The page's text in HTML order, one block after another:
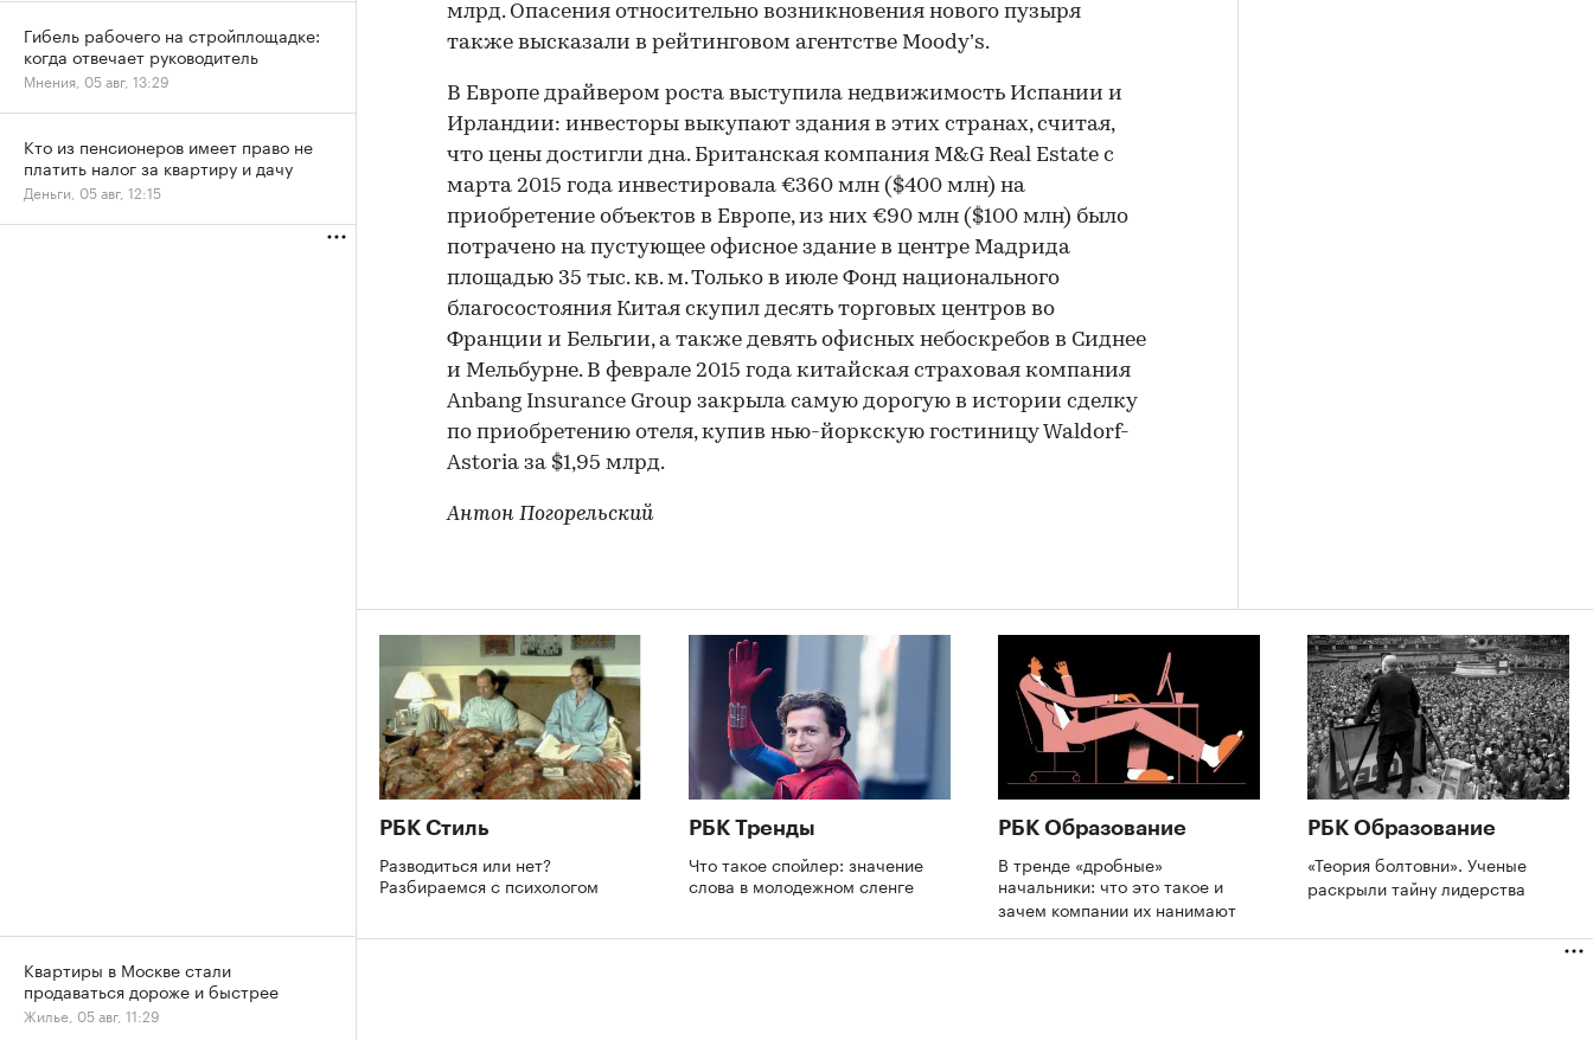
млрд. Опасения относительно возникновения нового пузыря
также высказали в рейтинговом агентстве Moody’s.
В Европе драйвером роста выступила недвижимость Испании и
Ирландии: инвесторы выкупают здания в этих странах, считая,
что цены достигли дна. Британская компания M&G Real Estate с
марта 2015 года инвестировала €360 млн ($400 млн) на
приобретение объектов в Европе, из них €90 млн ($100 млн) было
потрачено на пустующее офисное здание в центре Мадрида
площадью 35 тыс. кв. м. Только в июле Фонд национального
благосостояния Китая скупил десять торговых центров во
Франции и Бельгии, а также девять офисных небоскребов в Сиднее
и Мельбурне. В феврале 2015 года китайская страховая компания
Anbang Insurance Group закрыла самую дорогую в истории сделку
по приобретению отеля, купив нью-йоркскую гостиницу Waldorf-
Astoria за $1,95 млрд.
Антон Погорельский
РБК Стиль
Разводиться или нет?
Разбираемся с психологом
РБК Тренды
Что такое спойлер: значение
слова в молодежном сленге
РБК Образование
В тренде «дробные»
начальники: что это такое и
зачем компании их нанимают
РБК Образование
«Теория болтовни». Ученые
раскрыли тайну лидерства
Гибель рабочего на стройплощадке:
когда отвечает руководитель
Мнения, 05 авг, 13:29
Кто из пенсионеров имеет право не
платить налог за квартиру и дачу
Деньги, 05 авг, 12:15
Квартиры в Москве стали
продаваться дороже и быстрее
Жилье, 05 авг, 11:29